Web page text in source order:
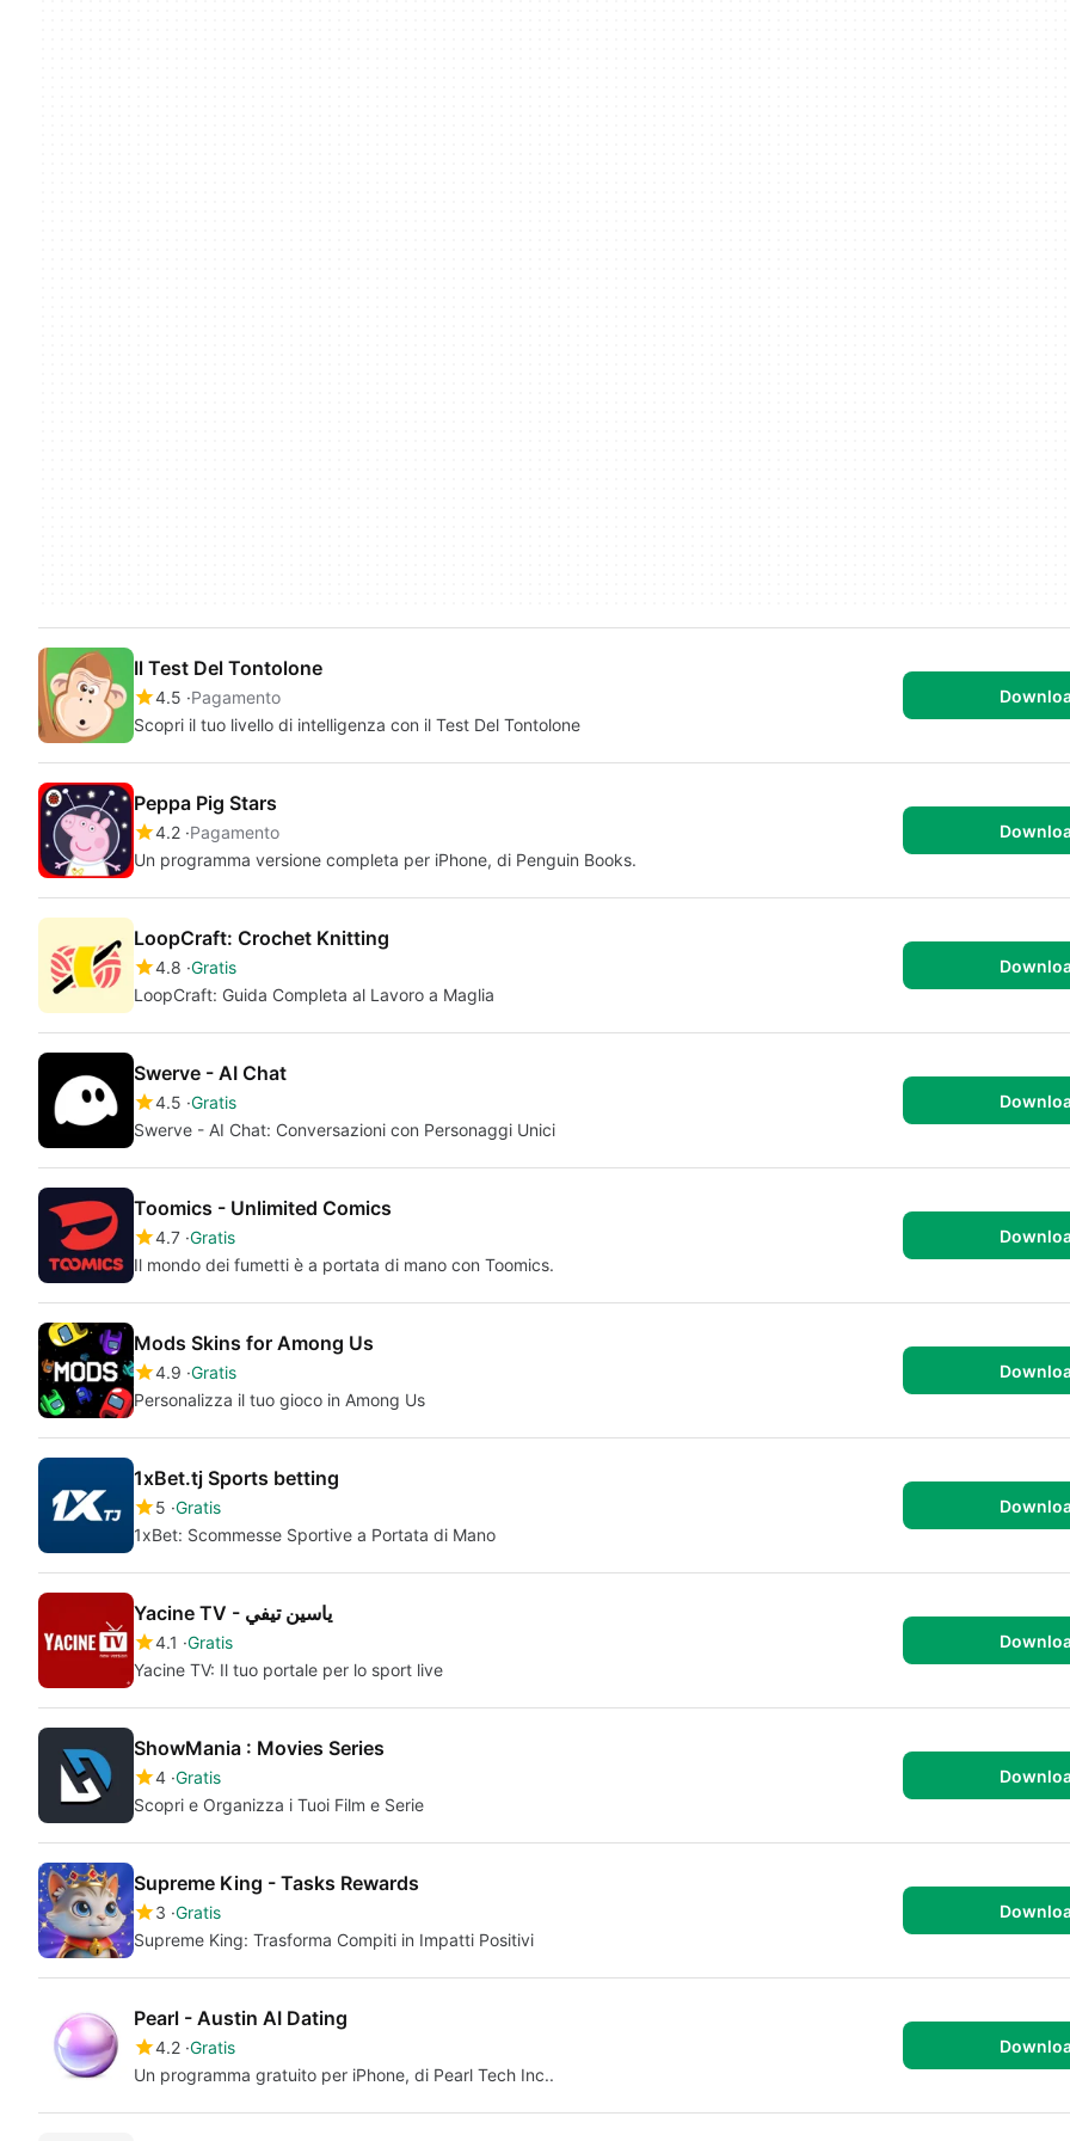
Il Test Del Tontolone
4.5 Pagamento
Scopri il tuo livello di intelligenza con il Test Del Tontolone
Peppa Pig Stars
4.2 Pagamento
Un programma versione completa per iPhone, di Penguin Books.
LoopCraft: Crochet Knitting
4.8 Gratis
LoopCraft: Guida Completa al Lavoro a Maglia
Swerve - AI Chat
4.5 Gratis
Swerve - AI Chat: Conversazioni con Personaggi Unici
Toomics - Unlimited Comics
4.7 Gratis
Il mondo dei fumetti è a portata di mano con Toomics.
Mods Skins for Among Us
4.9 Gratis
Personalizza il tuo gioco in Among Us
1xBet.tj Sports betting
5 Gratis
1xBet: Scommesse Sportive a Portata di Mano
Yacine TV - ياسين تيفي
4.1 Gratis
Yacine TV: Il tuo portale per lo sport live
ShowMania : Movies Series
4 Gratis
Scopri e Organizza i Tuoi Film e Serie
Supreme King - Tasks Rewards
3 Gratis
Supreme King: Trasforma Compiti in Impatti Positivi
Pearl - Austin AI Dating
4.2 Gratis
Un programma gratuito per iPhone, di Pearl Tech Inc..